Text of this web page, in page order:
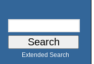
Extended Search